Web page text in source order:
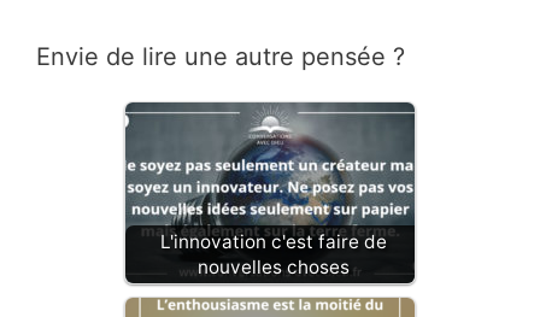
Envie de lire une autre pensée ?
L'innovation c'est faire de
nouvelles choses